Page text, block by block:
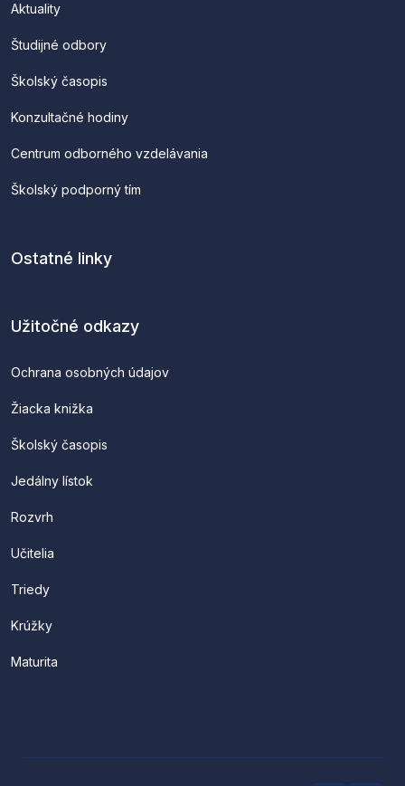
Aktuality
Študijné odbory
Školský časopis
Konzultačné hodiny
Centrum odborného vzdelávania
Školský podporný tím
Ostatné linky
Užitočné odkazy
Ochrana osobných údajov
Žiacka knižka
Školský časopis
Jedálny lístok
Rozvrh
Učitelia
Triedy
Krúžky
Maturita